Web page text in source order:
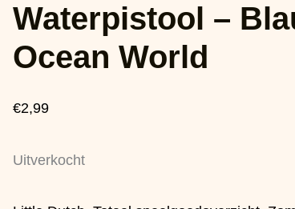
Waterpistool –
Ocean World
€2,99
Uitverkocht